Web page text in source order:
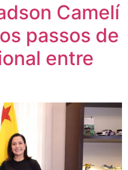
Camelí
passos de
entre